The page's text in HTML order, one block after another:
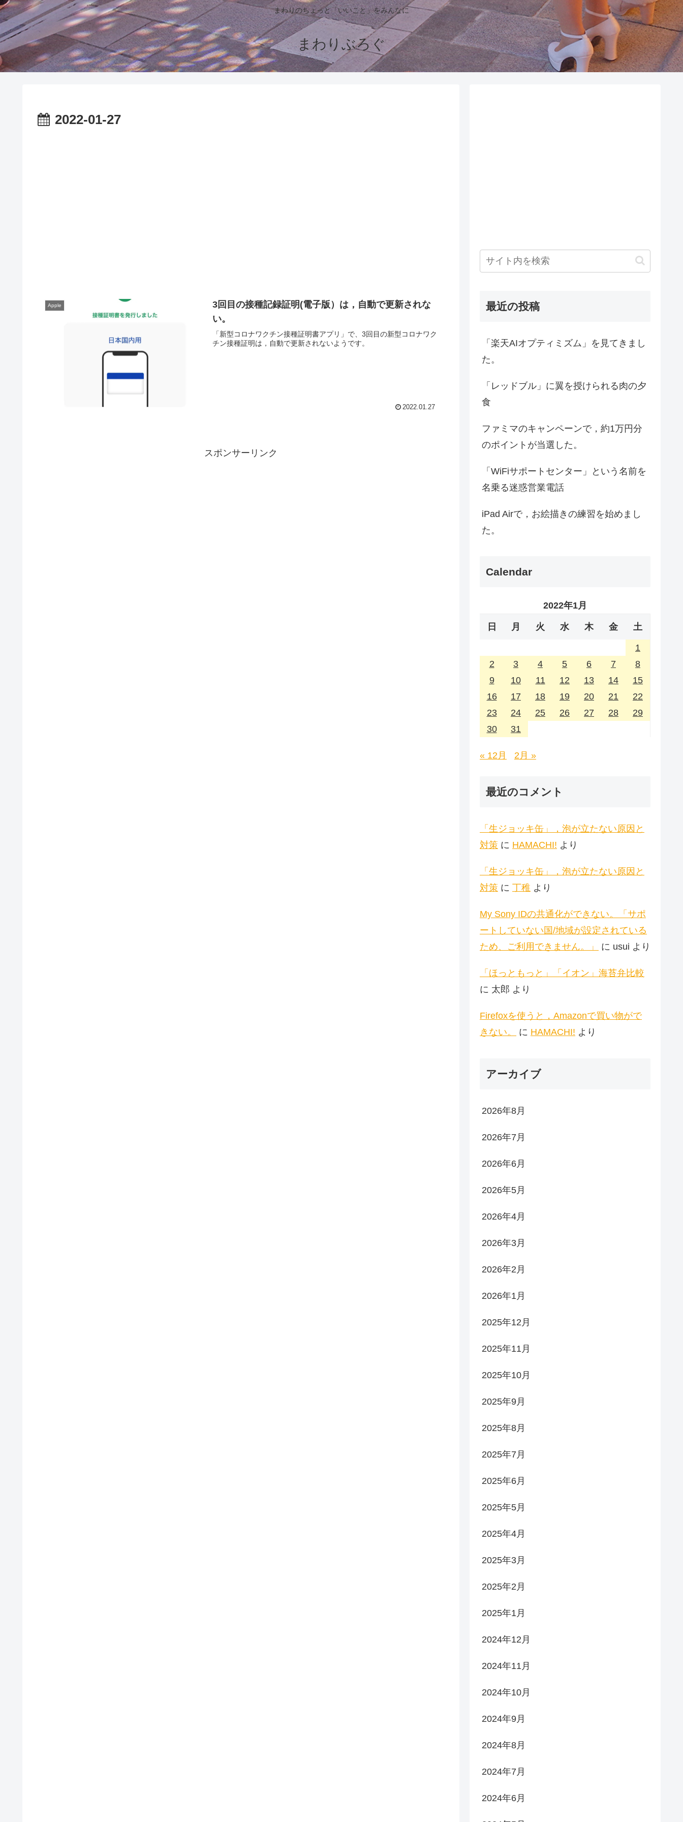
まわりのちょっと「いいこと」をみんなに
まわりぶろぐ
2022-01-27
Apple
3回目の接種記録証明(電子版）は，自動で更新されな
い。
「新型コロナワクチン接種証明書アプリ」で、3回目の新型コロナワク
チン接種証明は，自動で更新されないようです。
2022.01.27
スポンサーリンク
最近の投稿
「楽天AIオプティミズム」を見てきまし
た。
「レッドブル」に翼を授けられる肉の夕
食
ファミマのキャンペーンで，約1万円分
のポイントが当選した。
「WiFiサポートセンター」という名前を
名乗る迷惑営業電話
iPad Airで，お絵描きの練習を始めまし
た。
Calendar
2022年1月
日 月 火 水 木 金 土
1
2
3 4 5 6 7
8
9
10 11 12 13 14
15
16
17 18 19 20 21
22
23
24 25 26 27 28
29
30
31
« 12月 2月 »
最近のコメント
「生ジョッキ缶」，泡が立たない原因と
対策 に HAMACHI! より
「生ジョッキ缶」，泡が立たない原因と
対策 に 丁稚 より
My Sony IDの共通化ができない。「サポ
ートしていない国/地域が設定されている
ため、ご利用できません。」
に usui より
「ほっともっと」「イオン」海苔弁比較
に 太郎 より
Firefoxを使うと，Amazonで買い物がで
きない。
に HAMACHI! より
アーカイブ
2026年8月
2026年7月
2026年6月
2026年5月
2026年4月
2026年3月
2026年2月
2026年1月
2025年12月
2025年11月
2025年10月
2025年9月
2025年8月
2025年7月
2025年6月
2025年5月
2025年4月
2025年3月
2025年2月
2025年1月
2024年12月
2024年11月
2024年10月
2024年9月
2024年8月
2024年7月
2024年6月